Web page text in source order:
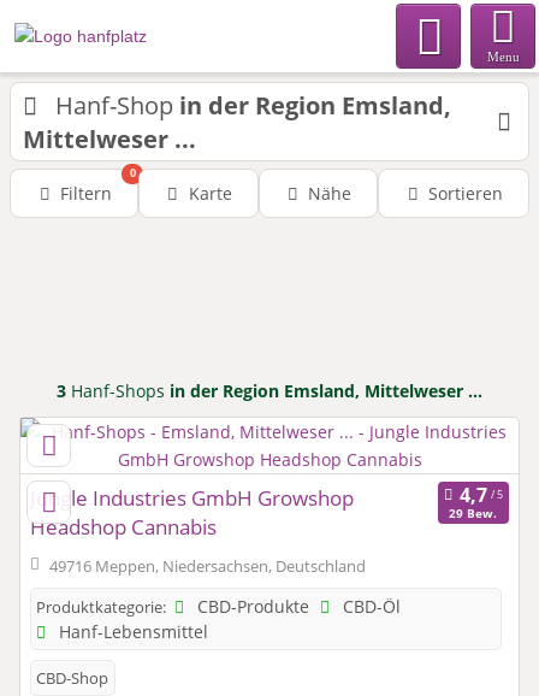
Menu
Hanf-Shop in der Region Emsland,
Mittelweser ...
Filtern
0
Karte Nähe Sortieren
3 Hanf-Shops in der Region Emsland, Mittelweser ...
Jungle Industries GmbH Growshop
Headshop Cannabis
29 Bew.
49716 Meppen, Niedersachsen, Deutschland
Produktkategorie:
CBD-Produkte
CBD-Öl
Hanf-Lebensmittel
CBD-Shop